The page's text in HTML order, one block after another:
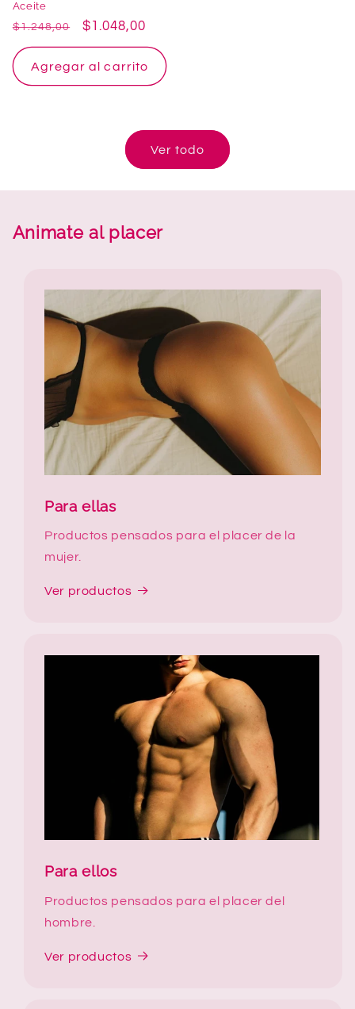
Aceite
Precio
habitual
$1.248,00
Precio
de
oferta
$1.048,00
Agregar al carrito
Ver todo
Animate al placer
Para ellas
Productos pensados para el placer de la
mujer.
Ver productos
Para ellos
Productos pensados para el placer del
hombre.
Ver productos